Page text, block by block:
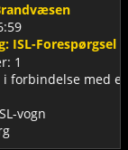
med enten